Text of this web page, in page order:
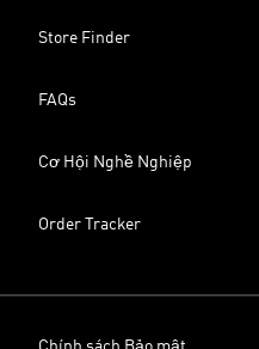
Store Finder
FAQs
Cơ Hội Nghề Nghiệp
Order Tracker